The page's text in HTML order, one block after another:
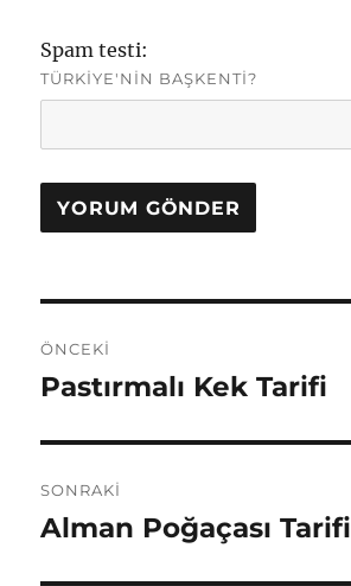
Spam testi:
TÜRKIYE'NIN BAŞKENTI?
gezinmesi
ÖNCEKI
Önceki
Pastırmalı Kek Tarifi
SONRAKI
Sonraki
Alman Poğaçası Tarifi